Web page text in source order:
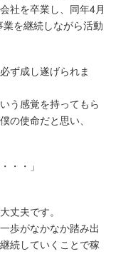
社を卒業し、同年4月
を継続しながら活動
ず成し遂げられま
う感覚を持ってもら
の使命だと思い、
・・」
丈夫です。
歩がなかなか踏み出
続していくことで稼